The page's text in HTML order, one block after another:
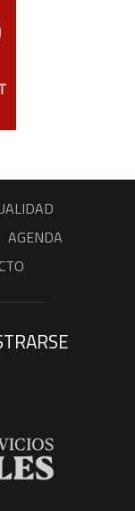
AGENDA